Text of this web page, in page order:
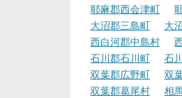
耶麻郡西会津町
大沼郡三島町
大
西白河郡中島村
石川郡石川町
石
双葉郡広野町
双
双葉郡葛尾村
相